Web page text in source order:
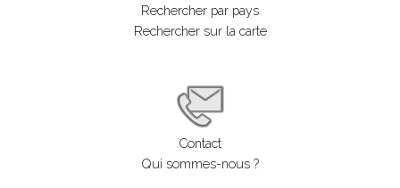
Rechercher par pays
Rechercher sur la carte
Contact
Qui sommes-nous ?